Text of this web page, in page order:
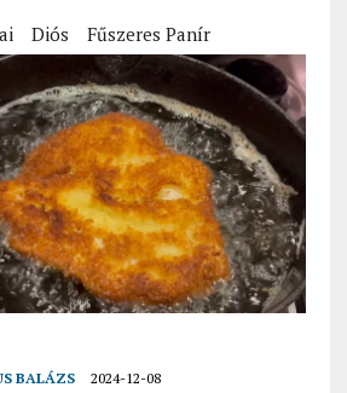
Diós Fűszeres Panír
BALÁZS 2024-12-08